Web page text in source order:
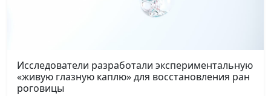
Исследователи разработали экспериментальную
«живую глазную каплю» для восстановления ран
роговицы